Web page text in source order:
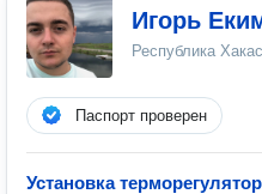
Игорь
Республика
Паспорт проверен
Установка